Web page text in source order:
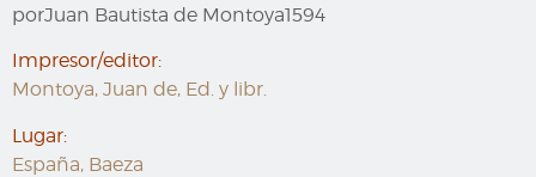
porJuan Bautista de Montoya1594
Impresor/editor:
Montoya, Juan de, Ed. y libr.
Lugar:
España, Baeza